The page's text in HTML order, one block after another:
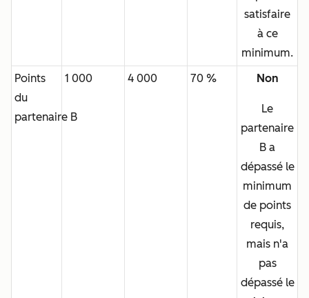
satisfaire
à ce
minimum.
Points
du
partenaire B
1 000 4 000 70 % Non
Le
partenaire
B a
dépassé le
minimum
de points
requis,
mais n'a
pas
dépassé le